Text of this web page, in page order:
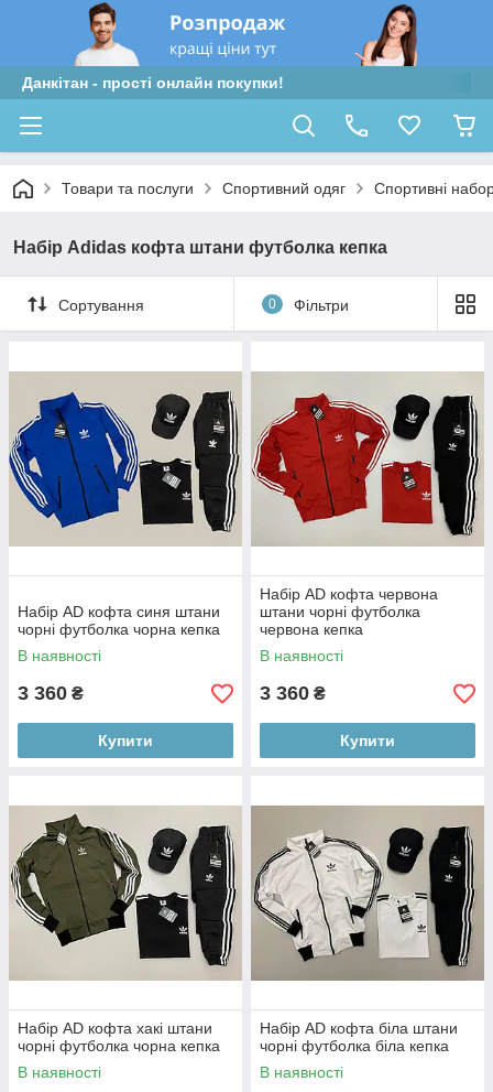
Данкітан - прості онлайн покупки!
Товари та послуги Спортивний одяг Спортивні
Набір Adidas кофта штани футболка кепка
Сортування 0 Фільтри
Набір AD кофта синя штани
чорні футболка чорна кепка
В наявності
3 360 ₴
Купити
Набір AD кофта червона
штани чорні футболка
червона кепка
В наявності
3 360 ₴
Купити
Набір AD кофта хакі штани
чорні футболка чорна кепка
В наявності
Набір AD кофта біла штани
чорні футболка біла кепка
В наявності